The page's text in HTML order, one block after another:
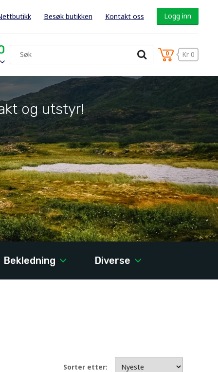
Besøk butikken Kontakt oss Logg inn
0 Kr 0
og utstyr!
Bekledning Diverse
Sorter etter: